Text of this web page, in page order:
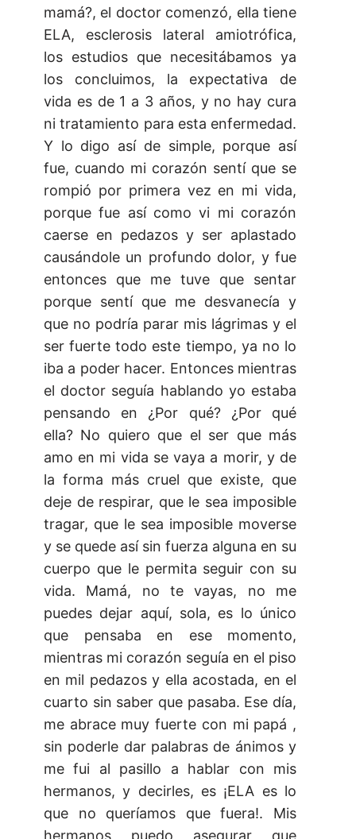
mamá?, el doctor comenzó, ella tiene
ELA, esclerosis lateral amiotrófica,
los estudios que necesitábamos ya
los concluimos, la expectativa de
vida es de 1 a 3 años, y no hay cura
ni tratamiento para esta enfermedad.
Y lo digo así de simple, porque así
fue, cuando mi corazón sentí que se
rompió por primera vez en mi vida,
porque fue así como vi mi corazón
caerse en pedazos y ser aplastado
causándole un profundo dolor, y fue
entonces que me tuve que sentar
porque sentí que me desvanecía y
que no podría parar mis lágrimas y el
ser fuerte todo este tiempo, ya no lo
iba a poder hacer. Entonces mientras
el doctor seguía hablando yo estaba
pensando en ¿Por qué? ¿Por qué
ella? No quiero que el ser que más
amo en mi vida se vaya a morir, y de
la forma más cruel que existe, que
deje de respirar, que le sea imposible
tragar, que le sea imposible moverse
y se quede así sin fuerza alguna en su
cuerpo que le permita seguir con su
vida. Mamá, no te vayas, no me
puedes dejar aquí, sola, es lo único
que pensaba en ese momento,
mientras mi corazón seguía en el piso
en mil pedazos y ella acostada, en el
cuarto sin saber que pasaba. Ese día,
me abrace muy fuerte con mi papá ,
sin poderle dar palabras de ánimos y
me fui al pasillo a hablar con mis
hermanos, y decirles, es ¡ELA es lo
que no queríamos que fuera!. Mis